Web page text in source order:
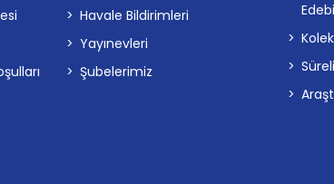
Havale Bildirimleri
Yayınevleri
Şubelerimiz